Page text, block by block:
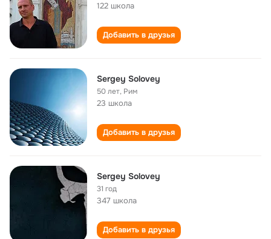
122 школа
Добавить в друзья
Sergey Solovey
50 лет, Рим
23 школа
Добавить в друзья
Sergey Solovey
31 год
347 школа
Добавить в друзья